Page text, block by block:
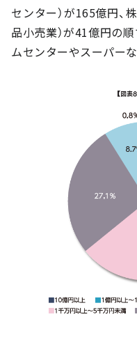
センター）が165億円、
品小売業）が41億円の
ムセンターやスーパー